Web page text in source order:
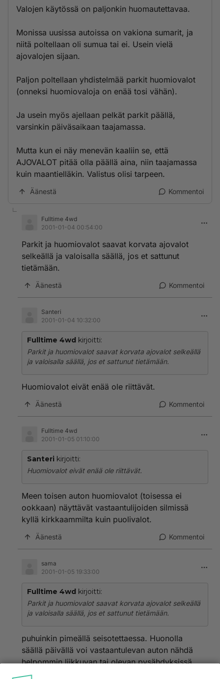
Valojen käytössä on paljonkin huomautettavaa.
Monissa uusissa autoissa on vakiona sumarit, ja
niitä poltellaan oli sumua tai ei. Usein vielä
ajovalojen sijaan.
Paljon poltellaan yhdistelmää parkit huomiovalot
(onneksi huomiovaloja on enää tosi vähän).
Ja usein myös ajellaan pelkät parkit päällä,
varsinkin päiväsaikaan taajamassa.
Mutta kun ei näy menevän kaaliin se, että
AJOVALOT pitää olla päällä aina, niin taajamassa
kuin maantielläkin. Valistus olisi tarpeen.
Äänestä Kommentoi
Fulltime 4wd
2001-01-04 00:54:00
Parkit ja huomiovalot saavat korvata ajovalot
selkeällä ja valoisalla säällä, jos et sattunut
tietämään.
Äänestä Kommentoi
Santeri
2001-01-04 10:32:00
Fulltime 4wd kirjoitti:
Parkit ja huomiovalot saavat korvata ajovalot selkeällä
ja valoisalla säällä, jos et sattunut tietämään.
Huomiovalot eivät enää ole riittävät.
Äänestä Kommentoi
Fulltime 4wd
2001-01-05 01:10:00
Santeri kirjoitti:
Huomiovalot eivät enää ole riittävät.
Meen toisen auton huomiovalot (toisessa ei
ookkaan) näyttävät vastaantulijoiden silmissä
kyllä kirkkaammilta kuin puolivalot.
Äänestä Kommentoi
sama
2001-01-05 19:33:00
Fulltime 4wd kirjoitti:
Parkit ja huomiovalot saavat korvata ajovalot selkeällä
ja valoisalla säällä, jos et sattunut tietämään.
puhuinkin pimeällä seisotettaessa. Huonolla
säällä päivällä voi vastaantulevan auton nähdä
helpommin liikkuvan tai olevan pysähdyksissä,
mutta pimeällä kun näet vain "vastaan tulevan"